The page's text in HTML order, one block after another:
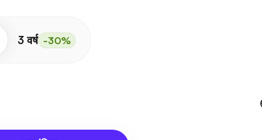
3 वर्ष -30%